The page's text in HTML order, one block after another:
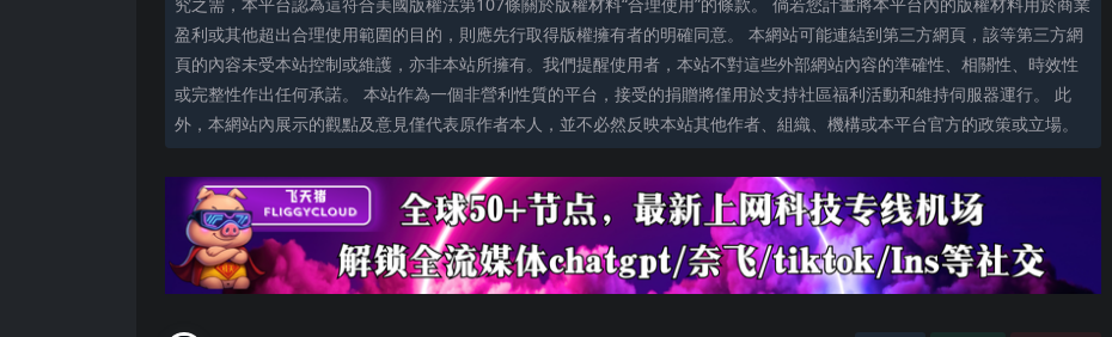
盈利或其他超出合理使用範圍的目的，則應先行取得版權擁有者的明確同意。 本網站可能連結到第三方網頁，該等第三方網
頁的內容未受本站控制或維護，亦非本站所擁有。我們提醒使用者，本站不對這些外部網站內容的準確性、相關性、時效性
或完整性作出任何承諾。 本站作為一個非營利性質的平台，接受的捐贈將僅用於支持社區福利活動和維持伺服器運行。 此
外，本網站內展示的觀點及意見僅代表原作者本人，並不必然反映本站其他作者、組織、機構或本平台官方的政策或立場。